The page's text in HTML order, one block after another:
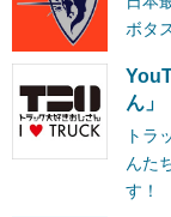
ボタ
ん」
トラ
んた
す！